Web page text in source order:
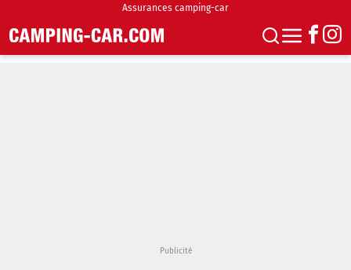
Assurances camping-car